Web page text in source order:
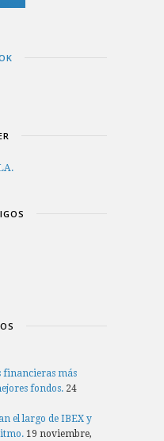
financieras más
fondos. 24
el largo de IBEX y
19 noviembre,